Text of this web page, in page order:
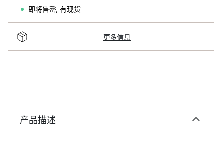
即将售罄 有现货
更多信息
产品描述